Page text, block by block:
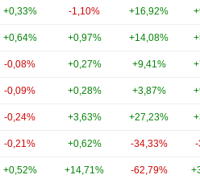
+0,33% -1,10% +16,92%
+0,64% +0,97% +14,08%
-0,08% +0,27% +9,41%
-0,09% +0,28% +3,87%
-0,24% +3,63% +27,23%
-0,21% +0,62% -34,33% -
+0,52% +14,71% -62,79%